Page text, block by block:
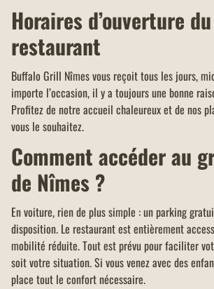
Horaires d’ouverture du
restaurant
Buffalo Grill Nîmes vous reçoit tous les jours,
importe l’occasion, il y a toujours une bonne
Profitez de notre accueil chaleureux et de nos
vous le souhaitez.
Comment accéder au
de Nîmes ?
En voiture, rien de plus simple : un parking
disposition. Le restaurant est entièrement
mobilité réduite. Tout est prévu pour faciliter
soit votre situation. Si vous venez avec des
place tout le confort nécessaire.